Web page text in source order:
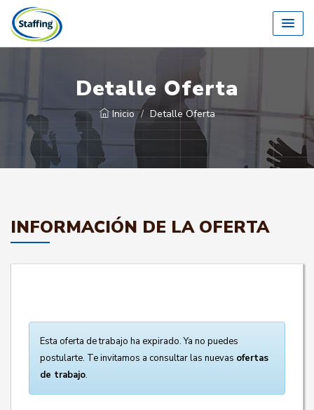
Detalle Oferta
Inicio Detalle Oferta
INFORMACIÓN DE LA OFERTA
Esta oferta de trabajo ha expirado. Ya no puedes
postularte. Te invitamos a consultar las nuevas ofertas
de trabajo.